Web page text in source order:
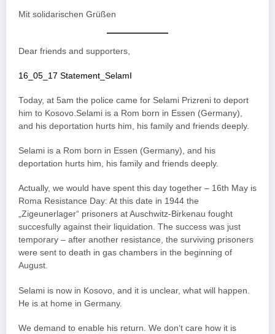
Mit solidarischen Grüßen
Dear friends and supporters,
16_05_17 Statement_SelamI
Today, at 5am the police came for Selami Prizreni to deport
him to Kosovo.Selami is a Rom born in Essen (Germany),
and his deportation hurts him, his family and friends deeply.
Selami is a Rom born in Essen (Germany), and his
deportation hurts him, his family and friends deeply.
Actually, we would have spent this day together – 16th May is
Roma Resistance Day: At this date in 1944 the
„Zigeunerlager“ prisoners at Auschwitz-Birkenau fought
succesfully against their liquidation. The success was just
temporary – after another resistance, the surviving prisoners
were sent to death in gas chambers in the beginning of
August.
Selami is now in Kosovo, and it is unclear, what will happen.
He is at home in Germany.
We demand to enable his return. We don‘t care how it is